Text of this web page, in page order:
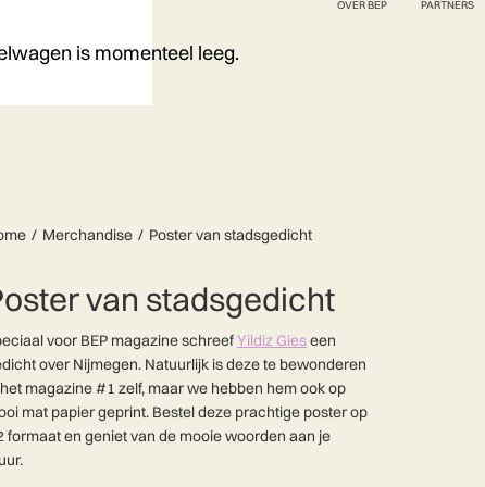
OVER BEP PARTNERS
is momenteel leeg.
Merchandise Poster van stadsgedicht
van stadsgedicht
voor BEP magazine schreefYildiz Gieseen
over Nijmegen. Natuurlijk is deze te bewonderen
magazine #1 zelf, maar we hebben hem ook op
mat papier geprint. Bestel deze prachtige poster op
formaat en geniet van de mooie woorden aan je